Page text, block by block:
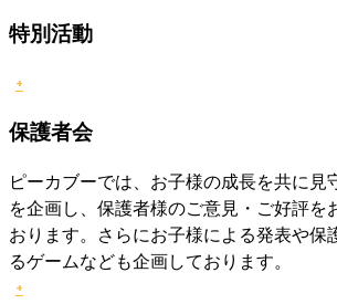
特別活動
+
保護者会
ピーカブーでは、お子様の成長を共に見
を企画し、保護者様のご意見・ご好評を
おります。さらにお子様による発表や保
るゲームなども企画しております。
+